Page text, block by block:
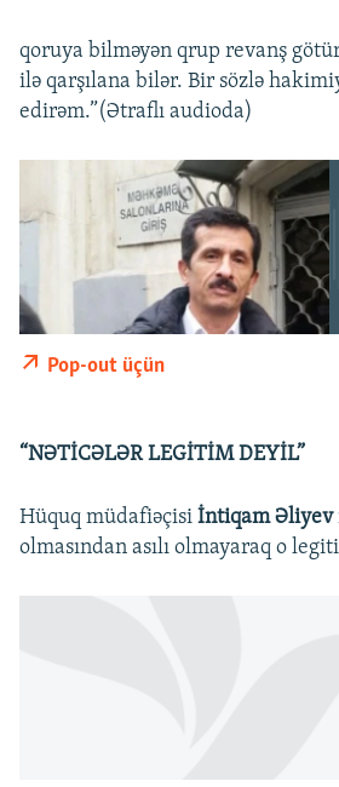
qoruya bilməyən qrup revanş
ilə qarşılana bilər. Bir sözlə
edirəm.”(Ətraflı audioda)
No
Pop-out üçün
“NƏTİCƏLƏR LEGİTİM DEYİL”
Hüquq müdafiəçisiİntiqam Əliyev
olmasından asılı olmayaraq o